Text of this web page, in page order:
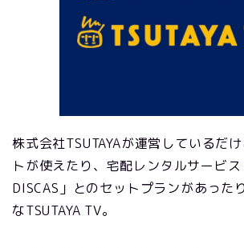
株式会社TSUTAYAが運営しているだ
トが使えたり、宅配レンタルサービス
DISCAS」とのセットプランがあった
なTSUTAYA TV。